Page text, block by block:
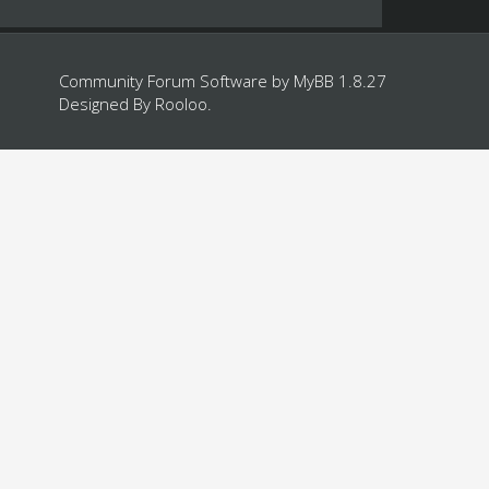
Community Forum Software by MyBB 1.8.27
Designed By Rooloo.